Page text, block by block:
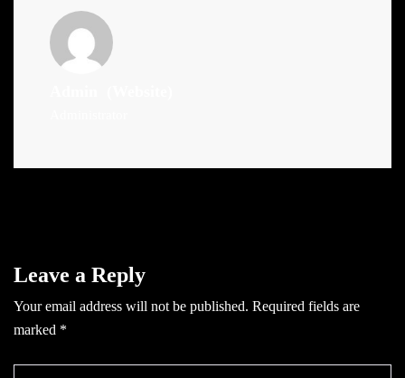
Leave a Reply
Your email address will not be published. Required fields are
marked *